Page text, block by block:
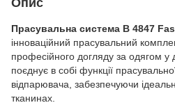
Прасувальна система B 4847
інноваційний прасувальний
професійного догляду за одягом
поєднує в собі функції
відпарювача, забезпечуючи
тканинах.